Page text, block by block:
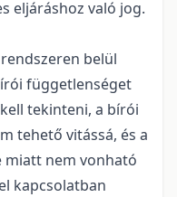
eljáráshoz való jog.
belül
függetlenséget
tekinteni, a bírói
tehető vitássá, és a
miatt nem vonható
kapcsolatban